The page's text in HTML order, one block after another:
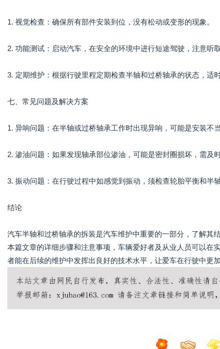
1. 视觉检查：确保所有部件安装到位，没有松动或变形的现象。
2. 功能测试：启动汽车，在安全的环境中进行短途驾驶，注意听
3. 定期维护：根据行驶里程定期检查半轴和过桥轴承的状态，适
七、常见问题及解决方案
1. 异响问题：在半轴或过桥轴承工作时出现异响，可能是安装不
2. 渗油问题：如果发现轴承部位渗油，可能是密封圈损坏，需及
3. 振动问题：在行驶过程中如感觉到振动，须检查轮胎平衡和半
结论
汽车半轴和过桥轴承的拆装是汽车维护中重要的一部分，了解其
本篇文章的详细步骤和注意事项，车辆爱好者及从业人员可以在
者能在后续的维护中发挥出良好的技术水平，让爱车在行驶中更